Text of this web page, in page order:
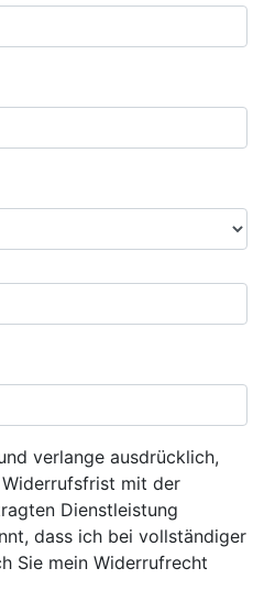
verlange ausdrücklich,
mit der
Dienstleistung
dass ich bei vollständiger
Sie mein Widerrufrecht